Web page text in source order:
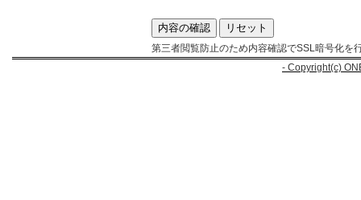
第三者閲覧防止のため内容確認でSSL暗号化を
- Copyright(c)